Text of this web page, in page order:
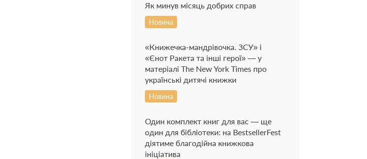
Як минув місяць добрих справ
Новина
«Книжечка-мандрівочка. ЗСУ» і
«Єнот Ракета та інші герої» — у
матеріалі The New York Times про
українські дитячі книжки
Новина
Один комплект книг для вас — ще
один для бібліотеки: на BestsellerFest
діятиме благодійна книжкова
ініціатива